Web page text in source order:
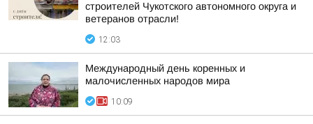
строителей Чукотского автономного округа и
ветеранов отрасли!
12:03
Международный день коренных и
малочисленных народов мира
10:09